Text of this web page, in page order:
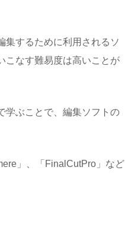
集するために利用されるソ
こなす難易度は高いことが
学ぶことで、編集ソフトの
」、「FinalCutPro」など